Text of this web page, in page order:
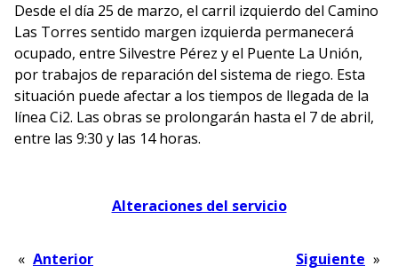
Desde el día 25 de marzo, el carril izquierdo del Camino
Las Torres sentido margen izquierda permanecerá
ocupado, entre Silvestre Pérez y el Puente La Unión,
por trabajos de reparación del sistema de riego. Esta
situación puede afectar a los tiempos de llegada de la
línea Ci2. Las obras se prolongarán hasta el 7 de abril,
entre las 9:30 y las 14 horas.
Alteraciones del servicio
« Anterior Siguiente »